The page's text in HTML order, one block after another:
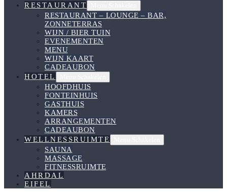
RESTAURANT
RESTAURANT – LOUNGE – BAR,
ZONNETERRAS
WIJN / BIER TUIN
EVENEMENTEN
MENU
WIJN KAART
CADEAUBON
HOTEL
HOOFDHUIS
FONTEINHUIS
GASTHUIS
KAMERS
ARRANGEMENTEN
CADEAUBON
WELLNESSRUIMTE
SAUNA
MASSAGE
FITNESSRUIMTE
AHRDAL
EIFEL